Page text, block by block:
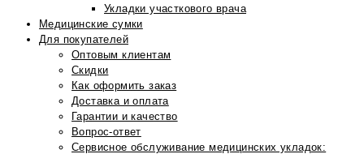
Укладки участкового врача
Медицинские сумки
Для покупателей
Оптовым клиентам
Скидки
Как оформить заказ
Доставка и оплата
Гарантии и качество
Вопрос-ответ
Сервисное обслуживание медицинских укладок: